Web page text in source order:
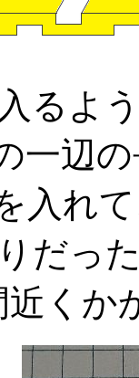
るよ
一辺
入れ
だっ
近くか